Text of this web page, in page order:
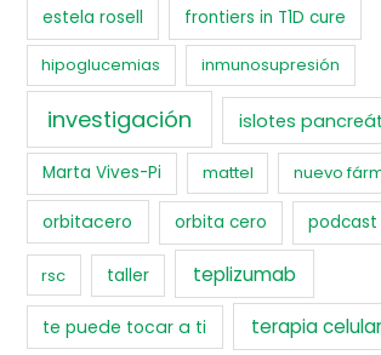
estela rosell frontiers in T1D cure
hipoglucemias inmunosupresión
investigación islotes
Marta Vives-Pi mattel nuevo
orbitacero orbita cero podcast
rsc taller teplizumab
te puede tocar a ti terapia celular